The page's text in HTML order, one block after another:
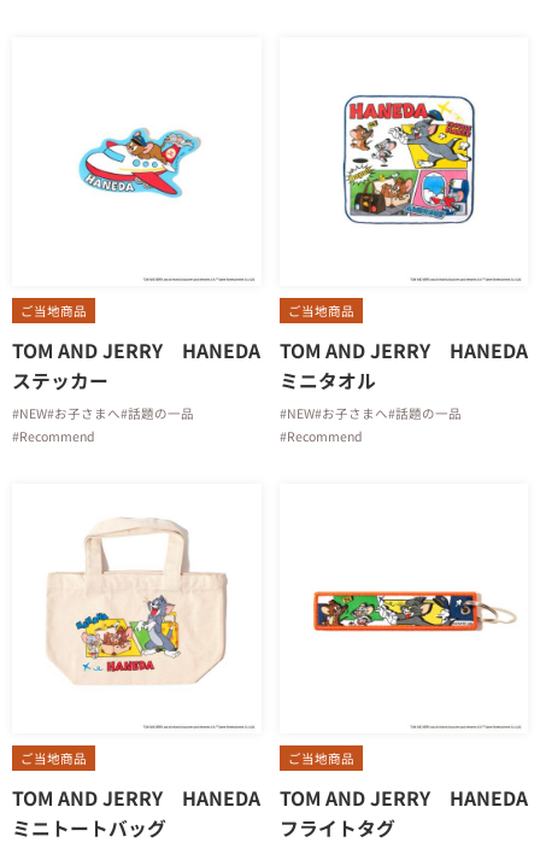
ご当地商品
TOM AND JERRY HANEDA
ステッカー
#NEW#お子さまへ#話題の一品
#Recommend
ご当地商品
TOM AND JERRY HANEDA
ミニタオル
#NEW#お子さまへ#話題の一品
#Recommend
ご当地商品
TOM AND JERRY HANEDA
ミニトートバッグ
ご当地商品
TOM AND JERRY HANEDA
フライトタグ